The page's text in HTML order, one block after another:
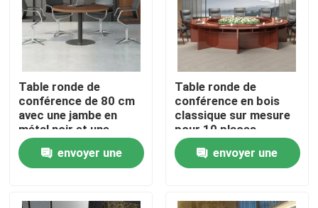
Visite de l'usine
Contrôle de qualité
Nous contacter
Nouvelles
Table ronde de
conférence de 80 cm
avec une jambe en
métal noir et une
surface résistante aux
rayuresenvoyer une
Table ronde de
conférence en bois
classique sur mesure
pour 10 places
envoyer une